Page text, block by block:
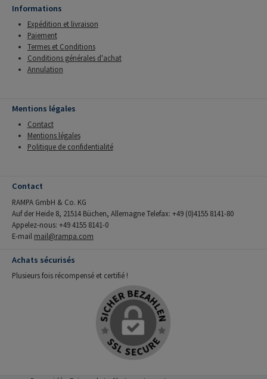
Informations
Expédition et livraison
Paiement
Termes et Conditions
Conditions générales d'achat
Annulation
Mentions légales
Contact
Mentions légales
Politique de confidentialité
Contact
RAMPA GmbH & Co. KG
Auf der Heide 8, 21514 Büchen, Allemagne Telefax: +49 (0)4155 8141-80
Appelez-nous: +49 4155 8141-0
E-mail mail@rampa.com
Achats sécurisés
Plusieurs fois récompensé et certifié !